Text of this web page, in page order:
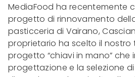
MediaFood ha recentemente
progetto di rinnovamento
pasticceria di Vairano,
proprietario ha scelto il nostro
progetto “chiavi in mano” che
progettazione e la selezione